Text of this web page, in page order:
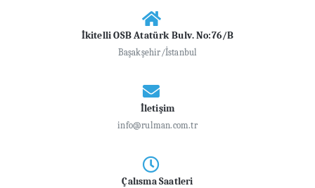
İkitelli OSB Atatürk Bulv. No:76/B
Başakşehir/İstanbul
İletişim
info@rulman.com.tr
Çalısma Saatleri